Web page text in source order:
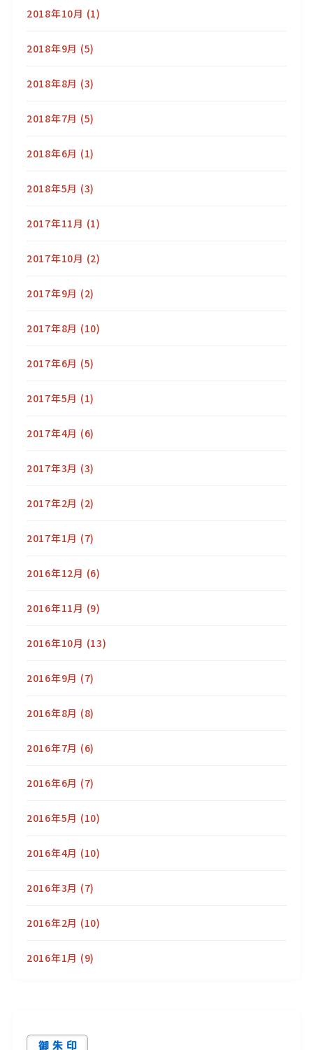
2018年10月 (1)
2018年9月 (5)
2018年8月 (3)
2018年7月 (5)
2018年6月 (1)
2018年5月 (3)
2017年11月 (1)
2017年10月 (2)
2017年9月 (2)
2017年8月 (10)
2017年6月 (5)
2017年5月 (1)
2017年4月 (6)
2017年3月 (3)
2017年2月 (2)
2017年1月 (7)
2016年12月 (6)
2016年11月 (9)
2016年10月 (13)
2016年9月 (7)
2016年8月 (8)
2016年7月 (6)
2016年6月 (7)
2016年5月 (10)
2016年4月 (10)
2016年3月 (7)
2016年2月 (10)
2016年1月 (9)